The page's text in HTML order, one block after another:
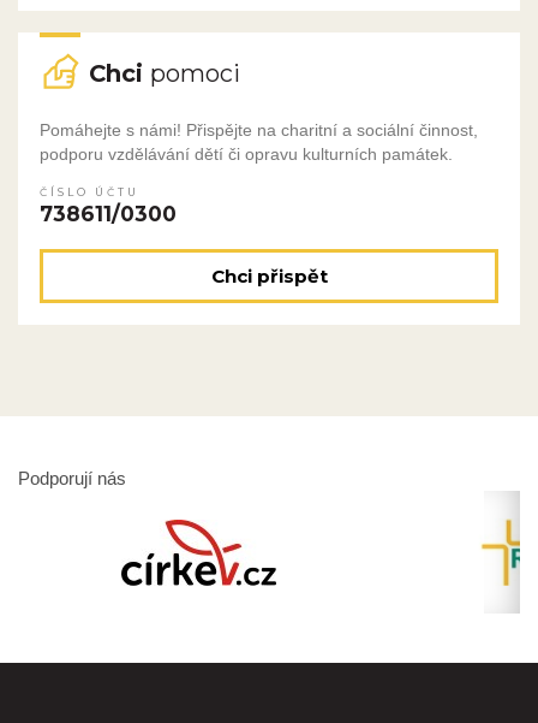
Chci pomoci
Pomáhejte s námi! Přispějte na charitní a sociální činnost,
podporu vzdělávání dětí či opravu kulturních památek.
ČÍSLO ÚČTU
738611/0300
Chci přispět
Podporují nás